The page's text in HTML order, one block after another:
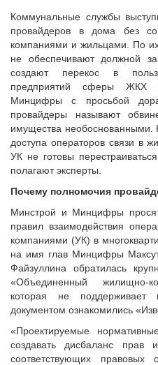
Семинары Совета
Издания Совета
ОКМО
Информационный
НАСЕЛЕНИЕ И МСУ
ТОС
Лучшие практики ТОС
Ревизионная комиссия
Палаты Совета
Комитеты Совета
Правление Совета
Обработка персональных
Партнеры Совета
Полезные ссылки
Инвестиционные порталы
Контактная информация
НОВОСТИ
СМИ о нас
МЕТОДИЧЕСКИЙ РАЗДЕЛ
Опыт регионов
Методические материалы
Опыт муниципалитетов
Судебная практика
Мнение специалиста
Конкурсы Совета
Коммунальные службы
провайдеров в дома без
компаниями и жильцами. По
не обеспечивают должной
создают перекос в
предприятий сферы ЖКХ
Минцифры с просьбой
провайдеры называют
имущества необоснованными.
доступа операторов связи в
УК не готовы
полагают эксперты.
Почему полномочия
Минстрой и Минцифры
правил взаимодействия
компаниями (УК) в
на имя глав Минцифры
Файзуллина обратилась
«Объединенный жилищно-
которая не
документом ознакомились
«Проектируемые
создавать дисбаланс прав
соответствующих